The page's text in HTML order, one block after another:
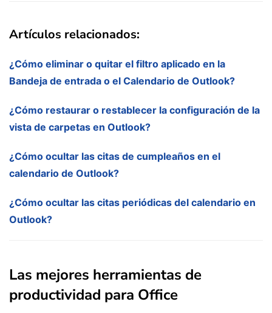
Artículos relacionados:
¿Cómo eliminar o quitar el filtro aplicado en la
Bandeja de entrada o el Calendario de Outlook?
¿Cómo restaurar o restablecer la configuración de la
vista de carpetas en Outlook?
¿Cómo ocultar las citas de cumpleaños en el
calendario de Outlook?
¿Cómo ocultar las citas periódicas del calendario en
Outlook?
Las mejores herramientas de
productividad para Office